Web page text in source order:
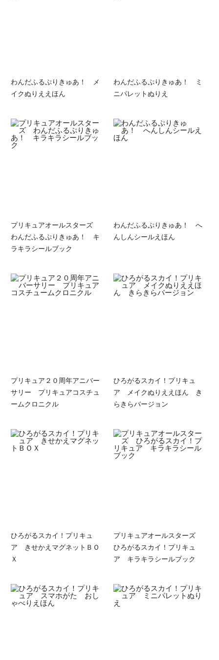
わんだふるぷりきゅあ！ メ
イクぬりええほん
わんだふるぷりきゅあ！ ミ
ニパレットぬりえ
プリキュアオールスターズ
わんだふるぷりきゅあ！ キ
ラキラシールブック
わんだふるぷりきゅあ！ へ
んしんシールえほん
プリキュア２０周年アニバー
サリー プリキュアコスチュ
ームクロニクル
ひろがるスカイ！プリキュ
ア メイクぬりええほん き
らきらバージョン
ひろがるスカイ！プリキュ
ア きせかえマグネットＢＯ
Ｘ
プリキュアオールスターズ
ひろがるスカイ！プリキュ
ア キラキラシールブック